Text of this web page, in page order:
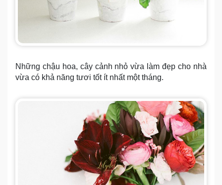
Những chậu hoa, cây cảnh nhỏ vừa làm đẹp cho nhà
vừa có khả năng tươi tốt ít nhất một tháng.